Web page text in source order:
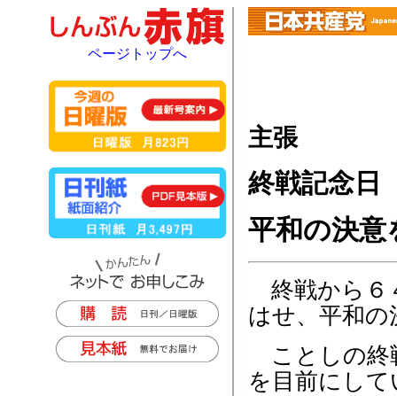
主張
終戦記念日
平和の決意
終戦から６
はせ、平和
ことしの終
を目前にし
ページトップへ